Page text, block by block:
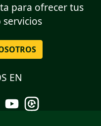
para ofrecer tus
EN